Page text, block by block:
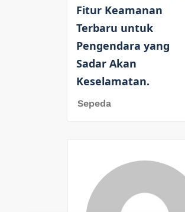
Fitur Keamanan
Terbaru untuk
Pengendara yang
Sadar Akan
Keselamatan.
Sepeda